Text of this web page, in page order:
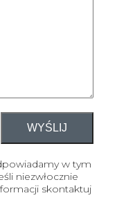
w tym
niezwłocznie
skontaktuj